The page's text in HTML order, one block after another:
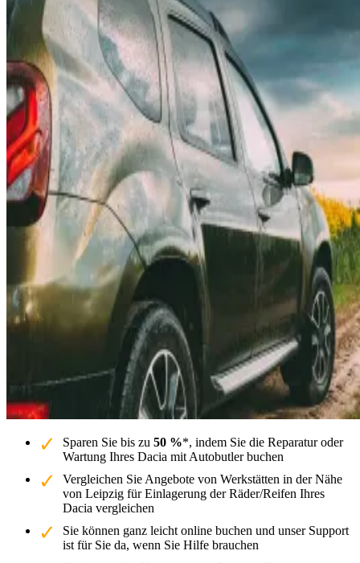
Sparen Sie bis zu 50 %*, indem Sie die Reparatur oder
Wartung Ihres Dacia mit Autobutler buchen
Vergleichen Sie Angebote von Werkstätten in der Nähe
von Leipzig für Einlagerung der Räder/Reifen Ihres
Dacia vergleichen
Sie können ganz leicht online buchen und unser Support
ist für Sie da, wenn Sie Hilfe brauchen